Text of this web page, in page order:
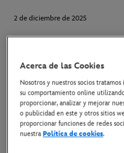
2 de diciembre de 2025
ESTRENO SOLO
LINK AL
LINK
Acerca de las Cookies
Nosotros y nuestros socios
su comportamiento online
proporcionar, analizar y mejorar
o publicidad en este y otros sitios
proporcionar funciones de redes
nuestraPolítica de cookies.